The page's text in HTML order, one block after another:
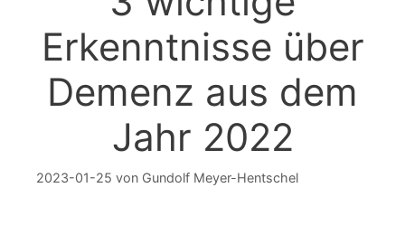
Erkenntnisse über
Demenz aus dem
Jahr 2022
2023-01-25 von Gundolf Meyer-Hentschel